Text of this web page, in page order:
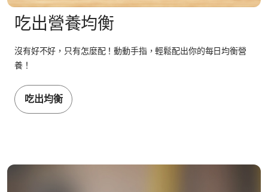
吃出營養均衡
沒有好不好，只有怎麼配！動動手指，輕鬆配出你的每日均衡營
養！
吃出均衡